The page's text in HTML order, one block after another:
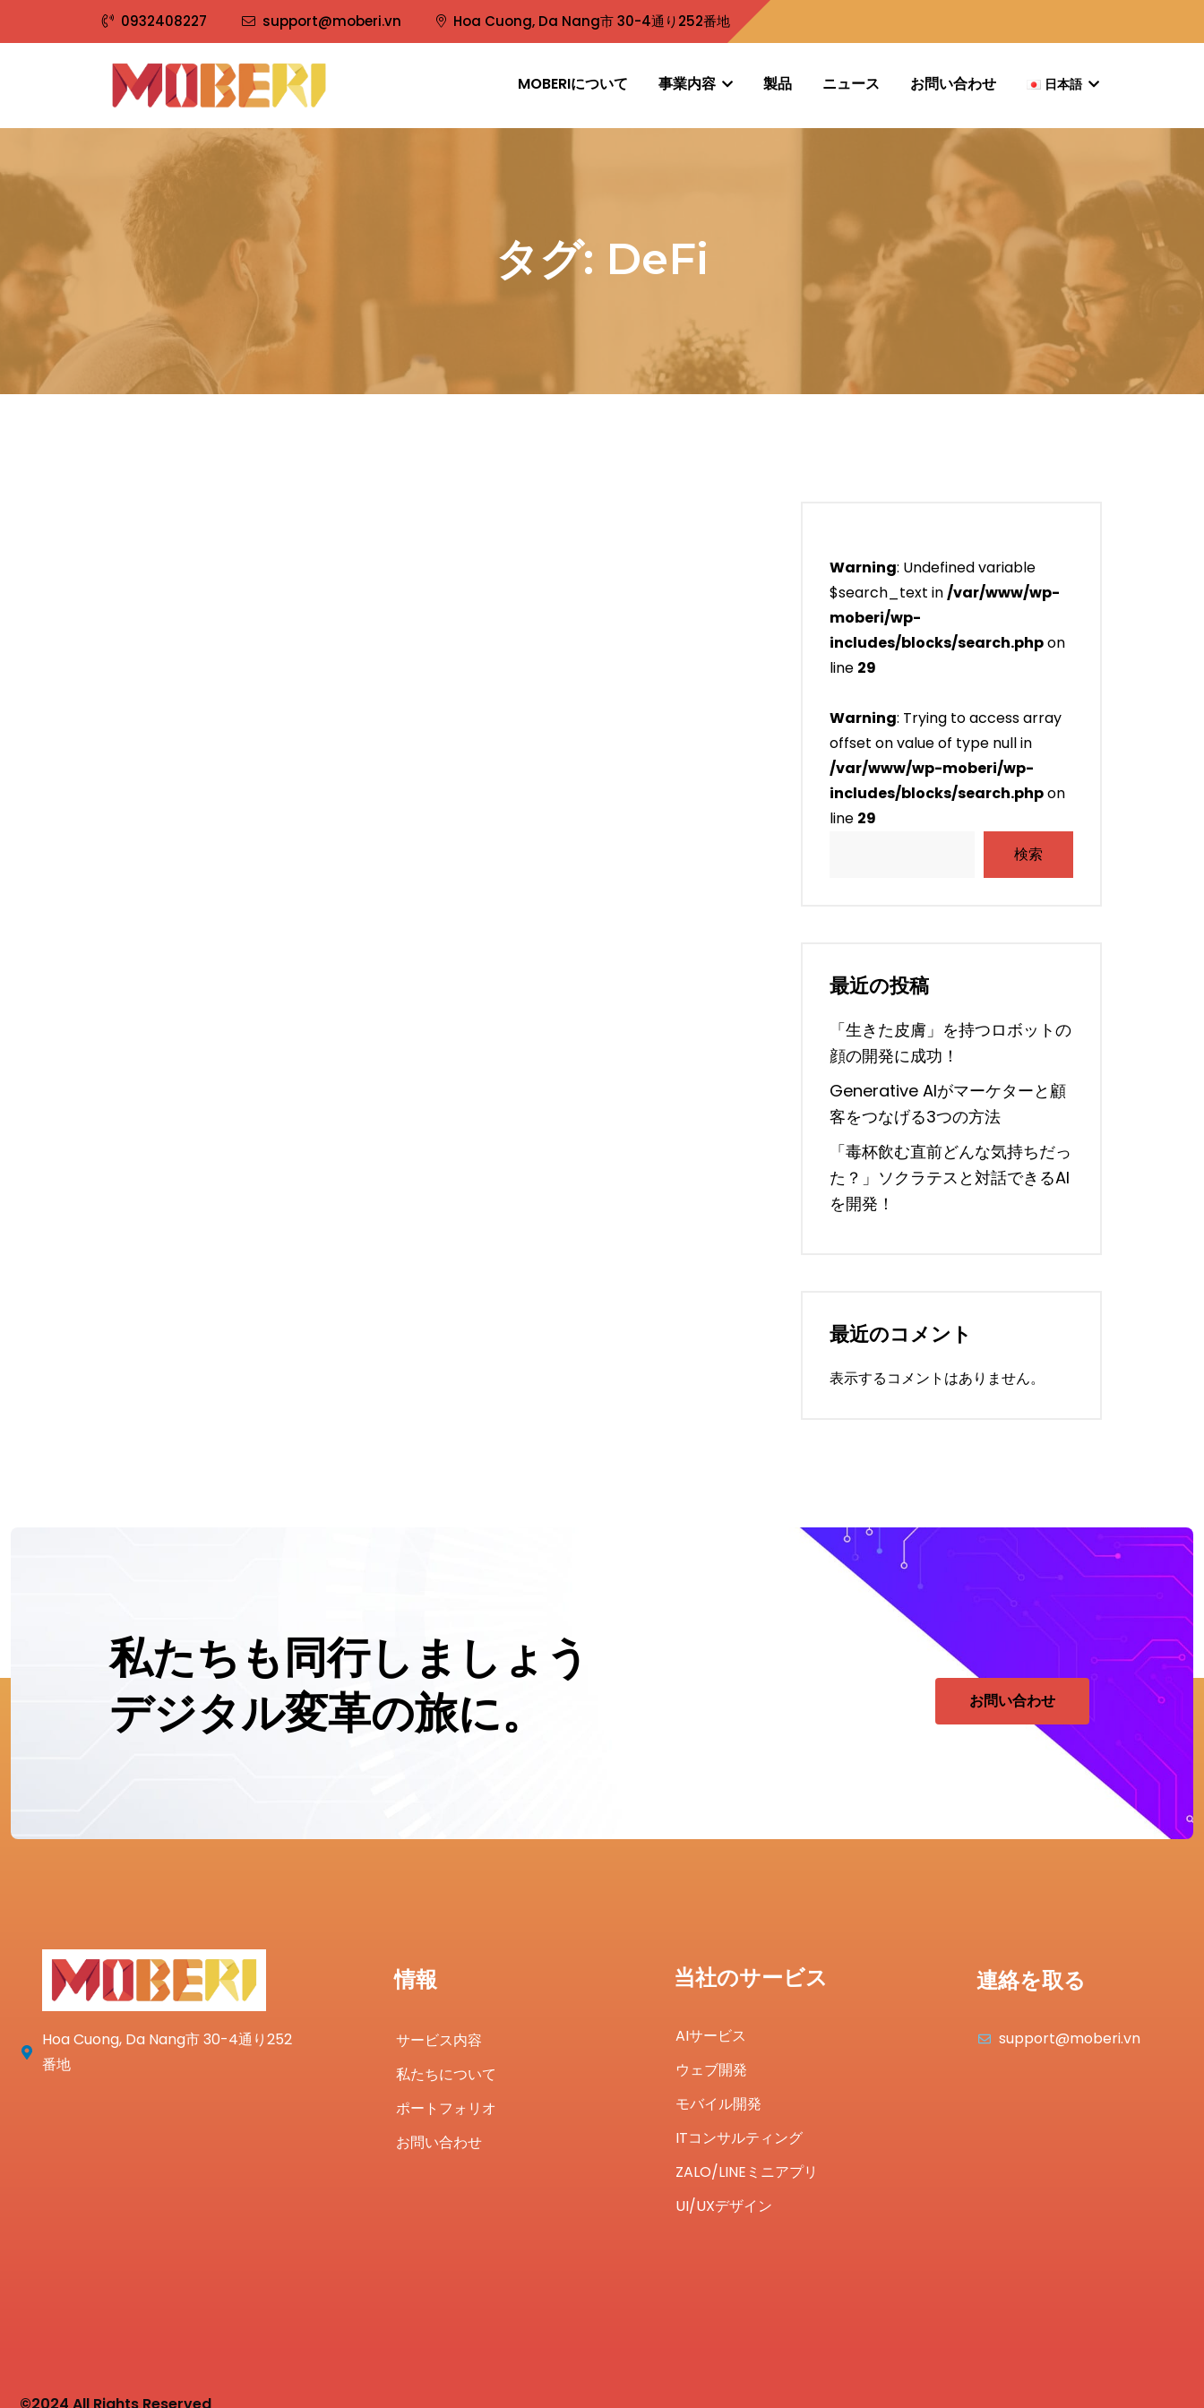
0932408227 support@moberi.vn Hoa Cuong, Da Nang市 30-4通り252番地
MOBERIについて 事業内容 製品 ニュース お問い合わせ 日本語
タグ: DeFi
Warning: Undefined variable
$search_text in/var/www/wp-
moberi/wp-
includes/blocks/search.phpon
line 29
Warning: Trying to access array
offset on value of type null in
/var/www/wp-moberi/wp-
includes/blocks/search.phpon
line 29
検索
最近の投稿
「生きた皮膚」を持つロボットの
顔の開発に成功！
Generative AIがマーケターと顧
客をつなげる3つの方法
「毒杯飲む直前どんな気持ちだっ
た？」ソクラテスと対話できるAI
を開発！
最近のコメント
表示するコメントはありません。
私たちも同行しましょう
デジタル変革の旅に。
お問い合わせ
Hoa Cuong, Da Nang市 30-4通り252
番地
情報
サービス内容
私たちについて
ポートフォリオ
お問い合わせ
当社のサービス
AIサービス
ウェブ開発
モバイル開発
ITコンサルティング
ZALO/LINEミニアプリ
UI/UXデザイン
連絡を取る
support@moberi.vn